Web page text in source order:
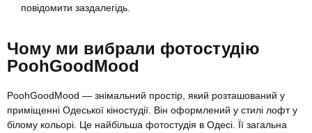
повідомити заздалегідь.
Чому ми вибрали фотостудію
PoohGoodMood
PoohGoodMood — знімальний простір, який розташований у
приміщенні Одеської кіностудії. Він оформлений у стилі лофт у
білому кольорі. Це найбільша фотостудія в Одесі. Її загальна